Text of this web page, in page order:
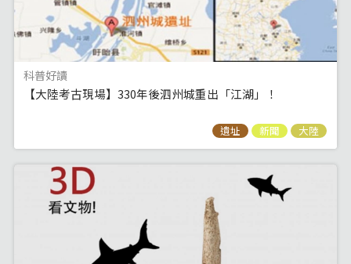
科普好讀
【大陸考古現場】330年後泗州城重出「江湖」！
遺址 新聞 大陸